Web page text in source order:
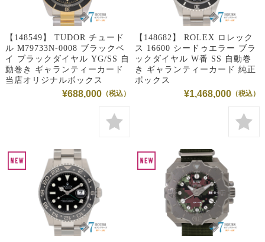
【148549】 TUDOR チュード
ル M79733N-0008 ブラックベ
イ ブラックダイヤル YG/SS 自
動巻き ギャランティーカード
当店オリジナルボックス
¥688,000
【148682】 ROLEX ロレック
ス 16600 シードゥエラー ブラ
ックダイヤル W番 SS 自動巻
き ギャランティーカード 純正
ボックス
¥1,468,000